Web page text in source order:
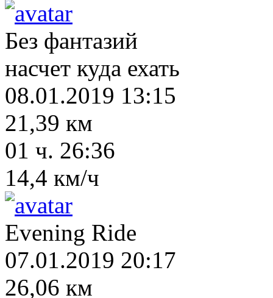
Без фантазий
насчет куда ехать
08.01.2019 13:15
21,39 км
01 ч. 26:36
14,4 км/ч
Evening Ride
07.01.2019 20:17
26,06 км